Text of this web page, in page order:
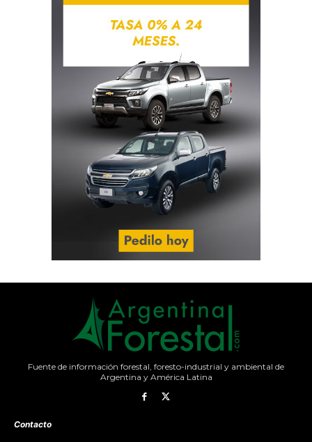
Fuente de información forestal, foresto-industrial y ambiental de
Argentina y América Latina
Contacto